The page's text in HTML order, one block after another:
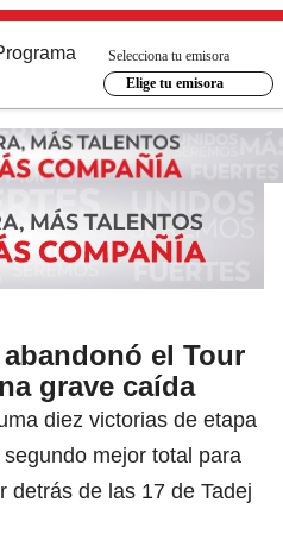
Selecciona tu emisora
Elige tu emisora
el Tour
grave caída
diez victorias de etapa
mejor total para
detrás de las 17 de Tadej